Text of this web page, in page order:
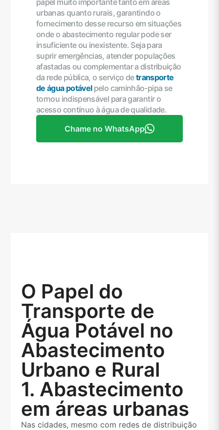
papel muito importante tanto em áreas
urbanas quanto rurais, garantindo o
fornecimento desse recurso em situações
onde o abastecimento regular pode ser
insuficiente ou inexistente. Seja para
suprir emergências, atender populações
afastadas ou complementar a distribuição
da rede pública, o serviço detransporte
de água potávelpelo caminhão-pipa se
tornou indispensável para garantir o
acesso contínuo à água de qualidade.
Chame no WhatsApp
O Papel do
Transporte de
Água Potável no
Abastecimento
Urbano e Rural
1. Abastecimento
em áreas urbanas
Nas cidades, mesmo com redes de distribuição